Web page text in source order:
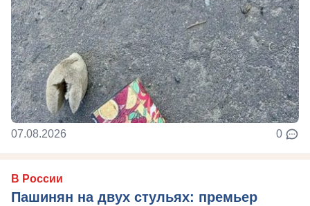
07.08.2026 0
В России
Пашинян на двух стульях: премьер